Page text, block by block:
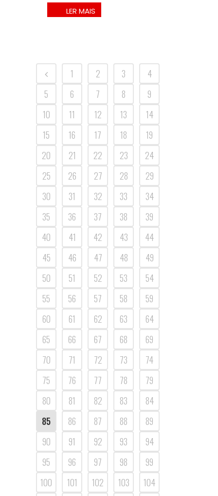
1 2 3
4
5
6 7 8
9
10
11 12 13
14
15
16 17 18
19
20
21 22 23
24
25
26 27 28
29
30
31 32 33
34
35
36 37 38
39
40
41 42 43
44
45
46 47 48
49
50
51 52 53
54
55
56 57 58
59
60
61 62 63
64
65
66 67 68
69
70
71 72 73
74
75
76 77 78
79
80
81 82 83
84
85
86 87 88
89
90
91 92 93
94
95
96 97 98
99
100
101 102 103
104